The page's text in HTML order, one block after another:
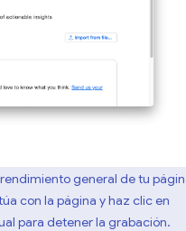
general de tu
con la página y haz clic en
para detener la grabación.